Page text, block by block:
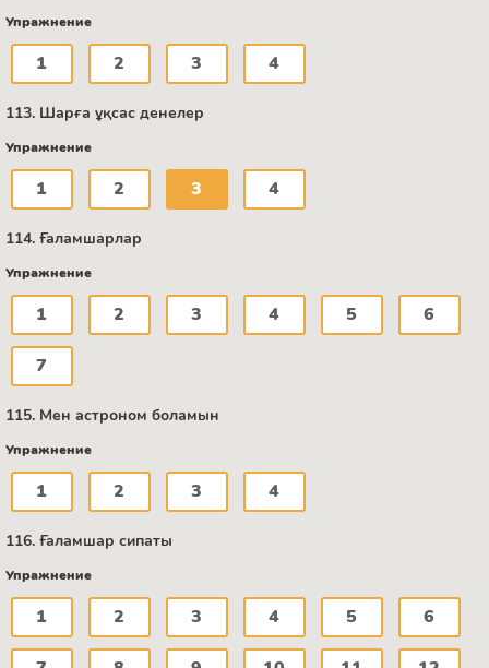
Упражнение
1 2 3 4
113. Шарға ұқсас денелер
Упражнение
1 2 3 4
114. Ғаламшарлар
Упражнение
1 2 3 4 5 6
7
115. Мен астроном боламын
Упражнение
1 2 3 4
116. Ғаламшар сипаты
Упражнение
1 2 3 4 5 6